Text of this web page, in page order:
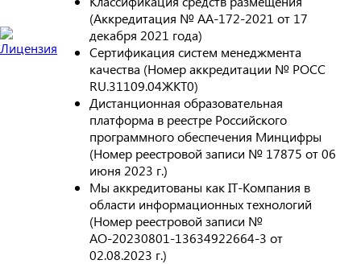
(Аккредитация № АА-172-2021 от 17
декабря 2021 года)
Сертификация систем менеджмента
качества (Номер аккредитации № РОСС
RU.31109.04ЖКТ0)
Дистанционная образовательная
платформа в реестре Российского
программного обеспечения Минцифры
(Номер реестровой записи № 17875 от 06
июня 2023 г.)
Мы аккредитованы как IT-Компания в
области информационных технологий
(Номер реестровой записи №
АО-20230801-13634922664-3 от
02.08.2023 г.)